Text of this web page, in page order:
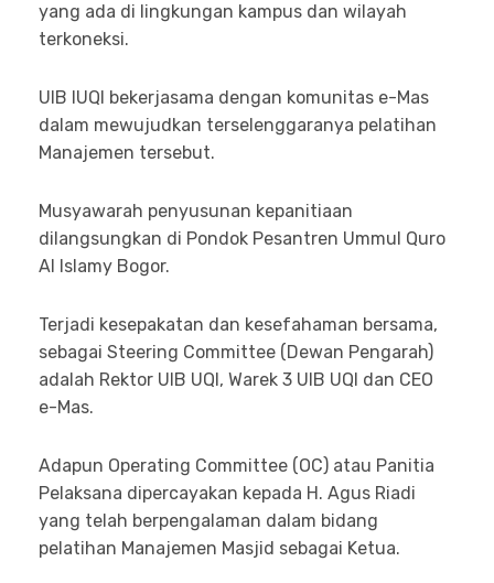
yang ada di lingkungan kampus dan wilayah
terkoneksi.
UIB IUQI bekerjasama dengan komunitas e-Mas
dalam mewujudkan terselenggaranya pelatihan
Manajemen tersebut.
Musyawarah penyusunan kepanitiaan
dilangsungkan di Pondok Pesantren Ummul Quro
Al Islamy Bogor.
Terjadi kesepakatan dan kesefahaman bersama,
sebagai Steering Committee (Dewan Pengarah)
adalah Rektor UIB UQI, Warek 3 UIB UQI dan CEO
e-Mas.
Adapun Operating Committee (OC) atau Panitia
Pelaksana dipercayakan kepada H. Agus Riadi
yang telah berpengalaman dalam bidang
pelatihan Manajemen Masjid sebagai Ketua.